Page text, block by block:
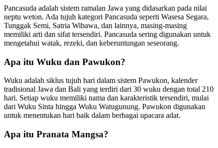
Pancasuda adalah sistem ramalan Jawa yang didasarkan pada nilai
neptu weton. Ada tujuh kategori Pancasuda seperti Wasesa Segara,
Tunggak Semi, Satria Wibawa, dan lainnya, masing-masing
memiliki arti dan sifat tersendiri. Pancasuda sering digunakan untuk
mengetahui watak, rezeki, dan keberuntungan seseorang.
Apa itu Wuku dan Pawukon?
Wuku adalah siklus tujuh hari dalam sistem Pawukon, kalender
tradisional Jawa dan Bali yang terdiri dari 30 wuku dengan total 210
hari. Setiap wuku memiliki nama dan karakteristik tersendiri, mulai
dari Wuku Sinta hingga Wuku Watugunung. Pawukon digunakan
untuk menentukan hari baik dalam berbagai upacara adat.
Apa itu Pranata Mangsa?